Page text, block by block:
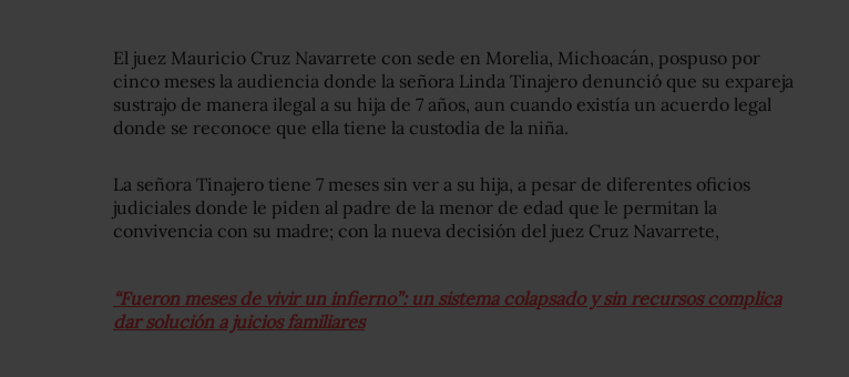
El juez Mauricio Cruz Navarrete con sede en Morelia, Michoacán, pospuso por
cinco meses la audiencia donde la señora Linda Tinajero denunció que su expareja
sustrajo de manera ilegal a su hija de 7 años, aun cuando existía un acuerdo legal
donde se reconoce que ella tiene la custodia de la niña.
La señora Tinajero tiene 7 meses sin ver a su hija, a pesar de diferentes oficios
judiciales donde le piden al padre de la menor de edad que le permitan la
convivencia con su madre; con la nueva decisión del juez Cruz Navarrete,
“Fueron meses de vivir un infierno”: un sistema colapsado y sin recursos complica
dar solución a juicios familiares